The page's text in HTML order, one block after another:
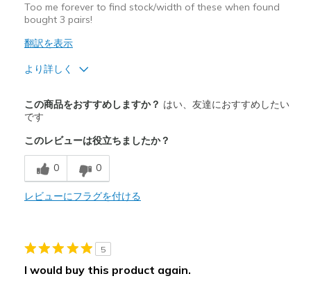
Too me forever to find stock/width of these when found
bought 3 pairs!
翻訳を表示
より詳しく
Comfortable
商品が期待と異なったレビュー
Unknown wear (too new)
以下に最適
Width
Feels true to width
Sizing
Feels true to size
この商品をおすすめしますか？ はい、友達におすすめしたい
です
このレビューは役立ちましたか？
0 0
レビューにフラグを付ける
5
I would buy this product again.